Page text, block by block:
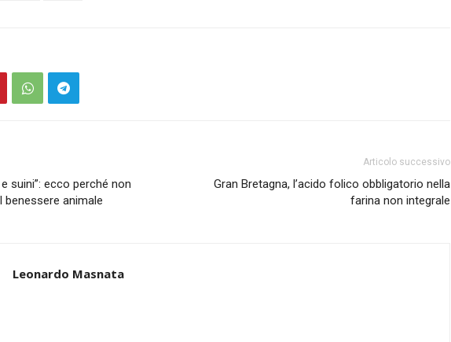
suini”: ecco perché non
benessere animale
Articolo successivo
Gran Bretagna, l’acido folico obbligatorio nella
farina non integrale
Leonardo Masnata